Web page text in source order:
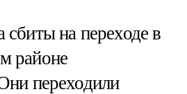
на переходе в
районе
переходили